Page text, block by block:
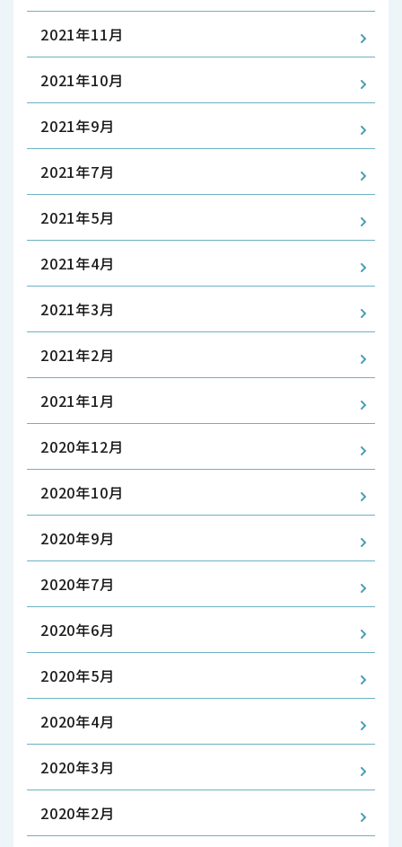
2021年11月
2021年10月
2021年9月
2021年7月
2021年5月
2021年4月
2021年3月
2021年2月
2021年1月
2020年12月
2020年10月
2020年9月
2020年7月
2020年6月
2020年5月
2020年4月
2020年3月
2020年2月